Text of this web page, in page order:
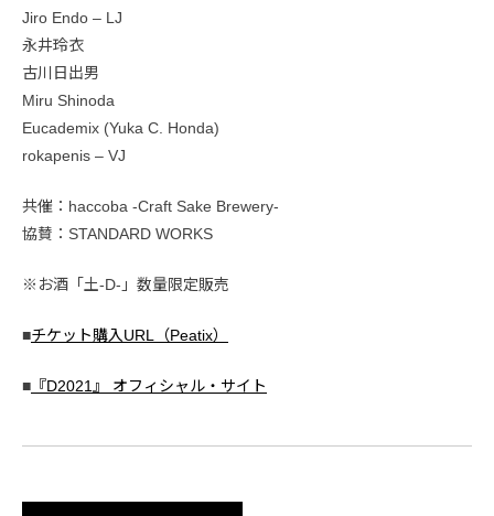
Jiro Endo – LJ
永井玲衣
古川日出男
Miru Shinoda
Eucademix (Yuka C. Honda)
rokapenis – VJ
共催：haccoba -Craft Sake Brewery-
協賛：STANDARD WORKS
※お酒「土-D-」数量限定販売
■チケット購入URL（Peatix）
■ 『D2021』 オフィシャル・サイト